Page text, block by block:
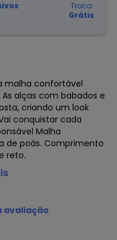
Troca
Grátis
malha confortável
alças com babados e
criando um look
conquistar cada
Malha
de poás. Comprimento
reto.
Alças Estampado
LTDA / CNPJ
avaliação